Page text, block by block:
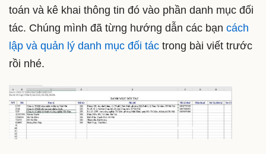
toán và kê khai thông tin đó vào phần danh mục đối
tác. Chúng mình đã từng hướng dẫn các bạn cách
lập và quản lý danh mục đối tác trong bài viết trước
rồi nhé.